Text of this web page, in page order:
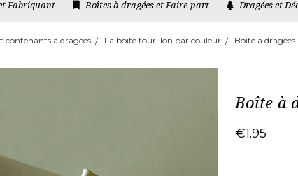
Fabriquant Boîtes à dragées et Faire-part Dragées et
contenants à dragées La boîte tourillon par couleur Boîte à
Boîte à
€1.95